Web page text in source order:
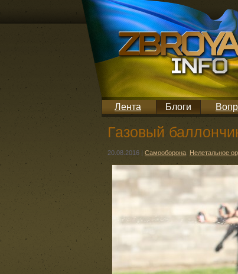
Лента Блоги
Газовый
20.08.2016 | Самооборона Нелетальное